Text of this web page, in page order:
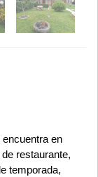
en
restaurante,
temporada,